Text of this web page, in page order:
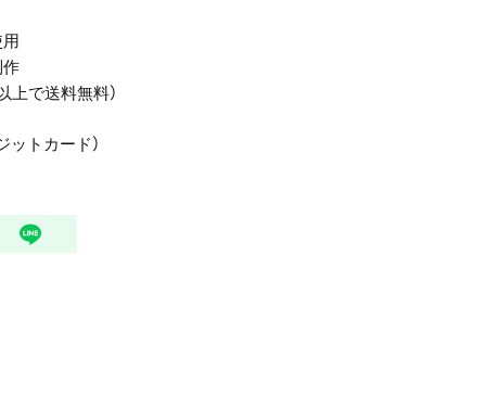
上で送料無料）
ットカード）